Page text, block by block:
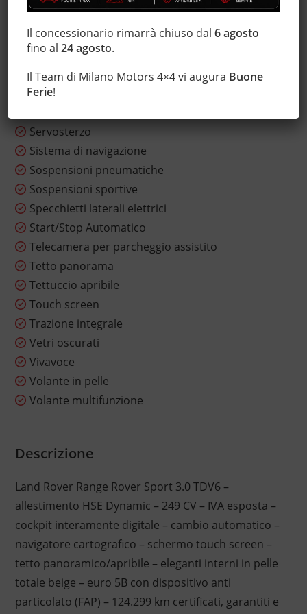
Riscaldamento ausiliario
Sedile posteriore sdoppiato
Sensore di luce
Sensore di pioggia
Sensori di parcheggio anteriori
Servosterzo
Sistema di navigazione
Sospensioni pneumatiche
Sospensioni sportive
Specchietti laterali elettrici
Start/Stop Automatico
Telecamera per parcheggio assistito
Tetto panorama
Tettuccio apribile
Touch screen
Trazione integrale
Vetri oscurati
Vivavoce
Volante in pelle
Volante multifunzione
Descrizione
Land Rover Range Rover Sport 3.0 TDV6 –
allestimento HSE Dynamic – 249 CV – IVA esposta –
cockpit interamente digitale – cambio automatico –
navigatore cartografico – schermo touch screen –
tetto panoramico/apribile – eleganti interni in pelle
totale beige – euro 5B con dispositivo anti
particolato (FAP) – 124.299 km certificati, garantiti e
Il concessionario rimarrà chiuso dal6 agosto
fino al24 agosto.
Il Team di Milano Motors 4×4 vi augura Buone
Ferie!